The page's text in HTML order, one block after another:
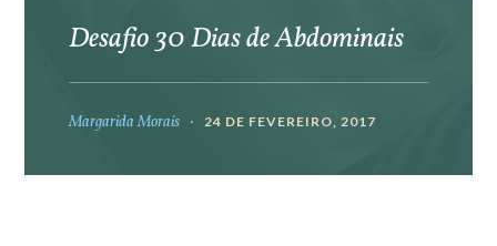
Desafio 30 Dias de Abdominais
Margarida Morais 24 DE FEVEREIRO, 2017